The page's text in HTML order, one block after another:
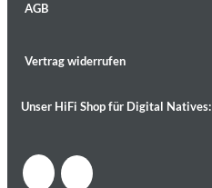
AGB
Vertrag widerrufen
Unser HiFi Shop für Digital Natives: